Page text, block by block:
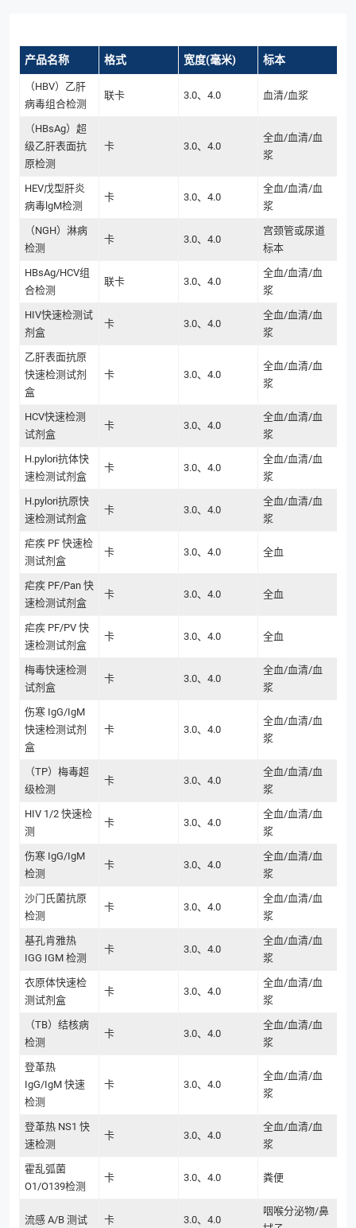
产品名称 格式 宽度(毫米) 标本
（HBV）乙肝
病毒组合检测
联卡 3.0、4.0 血清/血浆
（HBsAg）超
级乙肝表面抗
原检测
卡 3.0、4.0
全血/血清/血
浆
HEV戊型肝炎
病毒lgM检测
卡 3.0、4.0
全血/血清/血
浆
（NGH）淋病
检测
卡 3.0、4.0
宫颈管或尿道
标本
HBsAg/HCV组
合检测
联卡 3.0、4.0
全血/血清/血
浆
HIV快速检测试
剂盒
卡 3.0、4.0
全血/血清/血
浆
乙肝表面抗原
快速检测试剂
盒
卡 3.0、4.0
全血/血清/血
浆
HCV快速检测
试剂盒
卡 3.0、4.0
全血/血清/血
浆
H.pylori抗体快
速检测试剂盒
卡 3.0、4.0
全血/血清/血
浆
H.pylori抗原快
速检测试剂盒
卡 3.0、4.0
全血/血清/血
浆
疟疾 PF 快速检
测试剂盒
卡 3.0、4.0 全血
疟疾 PF/Pan 快
速检测试剂盒
卡 3.0、4.0 全血
疟疾 PF/PV 快
速检测试剂盒
卡 3.0、4.0 全血
梅毒快速检测
试剂盒
卡 3.0、4.0
全血/血清/血
浆
伤寒 IgG/IgM
快速检测试剂
盒
卡 3.0、4.0
全血/血清/血
浆
（TP）梅毒超
级检测
卡 3.0、4.0
全血/血清/血
浆
HIV 1/2 快速检
测
卡 3.0、4.0
全血/血清/血
浆
伤寒 IgG/IgM
检测
卡 3.0、4.0
全血/血清/血
浆
沙门氏菌抗原
检测
卡 3.0、4.0
全血/血清/血
浆
基孔肯雅热
IGG IGM 检测
卡 3.0、4.0
全血/血清/血
浆
衣原体快速检
测试剂盒
卡 3.0、4.0
全血/血清/血
浆
（TB）结核病
检测
卡 3.0、4.0
全血/血清/血
浆
登革热
IgG/IgM 快速
检测
卡 3.0、4.0
全血/血清/血
浆
登革热 NS1 快
速检测
卡 3.0、4.0
全血/血清/血
浆
霍乱弧菌
O1/O139检测
卡 3.0、4.0 粪便
流感 A/B 测试 卡 3.0、4.0
咽喉分泌物/鼻